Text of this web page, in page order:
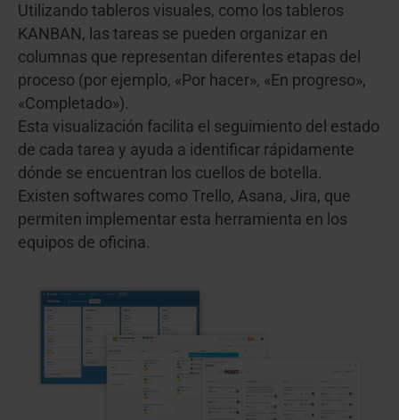
Utilizando tableros visuales, como los tableros
KANBAN, las tareas se pueden organizar en
columnas que representan diferentes etapas del
proceso (por ejemplo, «Por hacer», «En progreso»,
«Completado»).
Esta visualización facilita el seguimiento del estado
de cada tarea y ayuda a identificar rápidamente
dónde se encuentran los cuellos de botella.
Existen softwares como Trello, Asana, Jira, que
permiten implementar esta herramienta en los
equipos de oficina.